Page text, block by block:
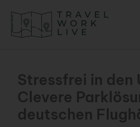
Inhalt
springen
Stressfrei in den
Clevere
deutschen